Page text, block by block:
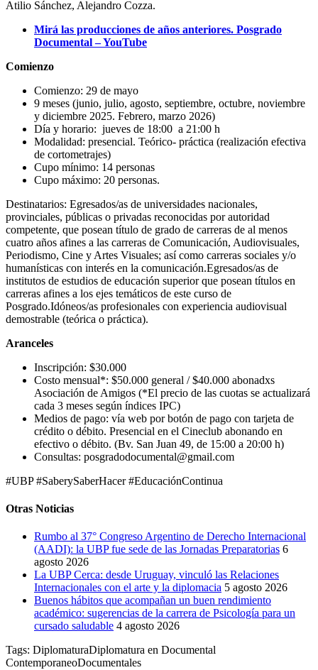
Atilio Sánchez, Alejandro Cozza.
Mirá las producciones de años anteriores. Posgrado
Documental – YouTube
Comienzo
Comienzo: 29 de mayo
9 meses (junio, julio, agosto, septiembre, octubre, noviembre
y diciembre 2025. Febrero, marzo 2026)
Día y horario: jueves de 18:00 a 21:00 h
Modalidad: presencial. Teórico- práctica (realización efectiva
de cortometrajes)
Cupo mínimo: 14 personas
Cupo máximo: 20 personas.
Destinatarios: Egresados/as de universidades nacionales,
provinciales, públicas o privadas reconocidas por autoridad
competente, que posean título de grado de carreras de al menos
cuatro años afines a las carreras de Comunicación, Audiovisuales,
Periodismo, Cine y Artes Visuales; así como carreras sociales y/o
humanísticas con interés en la comunicación.Egresados/as de
institutos de estudios de educación superior que posean títulos en
carreras afines a los ejes temáticos de este curso de
Posgrado.Idóneos/as profesionales con experiencia audiovisual
demostrable (teórica o práctica).
Aranceles
Inscripción: $30.000
Costo mensual*: $50.000 general / $40.000 abonadxs
Asociación de Amigos (*El precio de las cuotas se actualizará
cada 3 meses según índices IPC)
Medios de pago: vía web por botón de pago con tarjeta de
crédito o débito. Presencial en el Cineclub abonando en
efectivo o débito. (Bv. San Juan 49, de 15:00 a 20:00 h)
Consultas: posgradodocumental@gmail.com
#UBP #SaberySaberHacer #EducaciónContinua
Otras Noticias
Rumbo al 37° Congreso Argentino de Derecho Internacional
(AADI): la UBP fue sede de las Jornadas Preparatorias 6
agosto 2026
La UBP Cerca: desde Uruguay, vinculó las Relaciones
Internacionales con el arte y la diplomacia 5 agosto 2026
Buenos hábitos que acompañan un buen rendimiento
académico: sugerencias de la carrera de Psicología para un
cursado saludable 4 agosto 2026
Tags: DiplomaturaDiplomatura en Documental
ContemporaneoDocumentales